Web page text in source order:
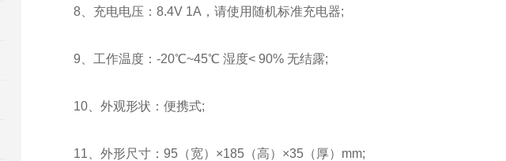
8、充电电压：8.4V 1A，请使用随机标准充电器;
9、工作温度：-20℃~45℃ 湿度< 90% 无结露;
10、外观形状：便携式;
11、外形尺寸：95（宽）×185（高）×35（厚）mm;